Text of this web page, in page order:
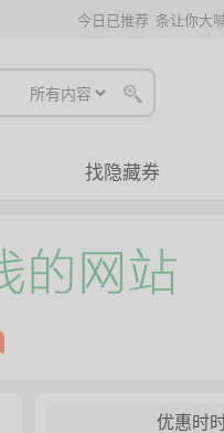
今日已推荐 条让你大
找隐藏券
优惠时